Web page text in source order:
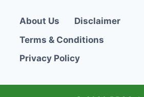
About Us
Disclaimer
Terms & Conditions
Privacy Policy